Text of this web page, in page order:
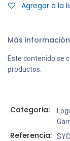
Agregar a la
Más información
Este contenido se
productos.
Categoria:
Referencia: